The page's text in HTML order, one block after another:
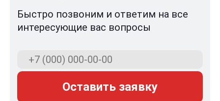
Быстро позвоним и ответим на все
интересующие вас вопросы
Оставить заявку